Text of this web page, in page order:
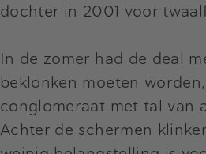
dochter in 2001 voor
In de zomer had de deal
beklonken moeten
conglomeraat met tal van
Achter de schermen